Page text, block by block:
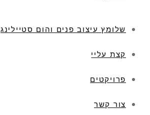
שלומץ עיצוב פנים והום סטיילינג
קצת עליי
פרויקטים
צור קשר